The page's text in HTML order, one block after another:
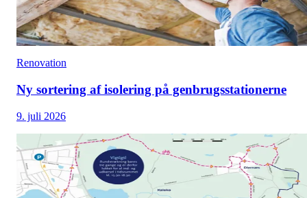
Renovation
Ny sortering af isolering på genbrugsstationerne
9. juli 2026